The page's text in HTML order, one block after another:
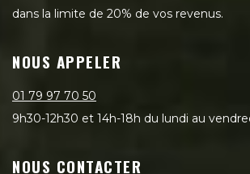
dans la limite de 20% de vos revenus.
NOUS APPELER
01 79 97 70 50
9h30-12h30 et 14h-18h du lundi au
NOUS CONTACTER